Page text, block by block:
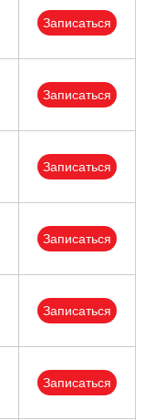
Записаться
Записаться
Записаться
Записаться
Записаться
Записаться